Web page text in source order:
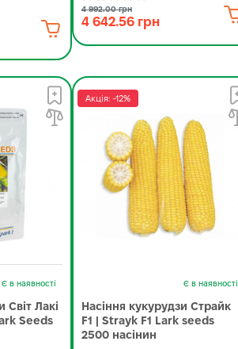
4 992.00 грн
4 642.56 грн
Є в наявності
Світ Лакі
Seeds
Акція: -12%
Є в наявності
Насіння кукурудзи Страйк
F1 | Strayk F1 Lark seeds
2500 насінин